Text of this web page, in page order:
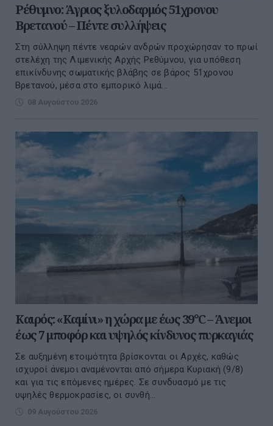
Ρέθυμνο: Άγριος ξυλοδαρμός 51χρονου
Βρετανού – Πέντε συλλήψεις
Στη σύλληψη πέντε νεαρών ανδρών προχώρησαν το πρωί
στελέχη της Λιμενικής Αρχής Ρεθύμνου, για υπόθεση
επικίνδυνης σωματικής βλάβης σε βάρος 51χρονου
Βρετανού, μέσα στο εμπορικό λιμά...
08 Αυγούστου 2026
Καιρός: «Καμίνι» η χώρα με έως 39°C – Άνεμοι
έως 7 μποφόρ και υψηλός κίνδυνος πυρκαγιάς
Σε αυξημένη ετοιμότητα βρίσκονται οι Αρχές, καθώς
ισχυροί άνεμοι αναμένονται από σήμερα Κυριακή (9/8)
και για τις επόμενες ημέρες. Σε συνδυασμό με τις
υψηλές θερμοκρασίες, οι συνθή...
09 Αυγούστου 2026